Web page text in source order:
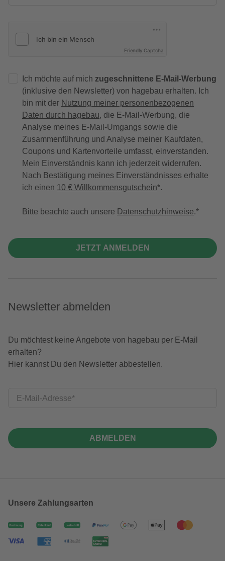
Friendly Captcha
Ich möchte auf mich zugeschnittene E-Mail-Werbung
(inklusive den Newsletter) von hagebau erhalten. Ich
bin mit der Nutzung meiner personenbezogenen
Daten durch hagebau, die E-Mail-Werbung, die
Analyse meines E-Mail-Umgangs sowie die
Zusammenführung und Analyse meiner Kaufdaten,
Coupons und Kartenvorteile umfasst, einverstanden.
Mein Einverständnis kann ich jederzeit widerrufen.
Nach Bestätigung meines Einverständnisses erhalte
ich einen 10 € Willkommensgutschein*.
Bitte beachte auch unsere Datenschutzhinweise.
JETZT ANMELDEN
Newsletter abmelden
Du möchtest keine Angebote von hagebau per E-Mail
erhalten?
Hier kannst Du den Newsletter abbestellen.
E-Mail-Adresse
ABMELDEN
Unsere Zahlungsarten